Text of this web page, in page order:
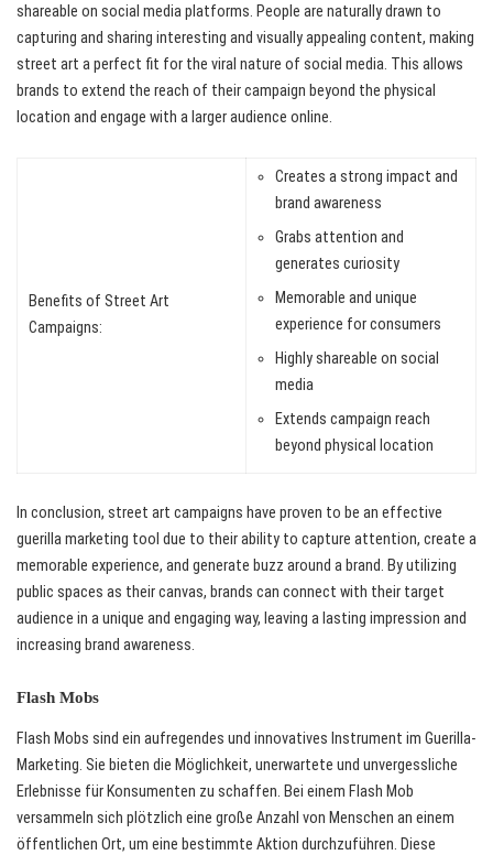
shareable on social media platforms. People are naturally drawn to
capturing and sharing interesting and visually appealing content, making
street art a perfect fit for the viral nature of social media. This allows
brands to extend the reach of their campaign beyond the physical
location and engage with a larger audience online.
Benefits of Street Art
Campaigns:
Creates a strong impact and
brand awareness
Grabs attention and
generates curiosity
Memorable and unique
experience for consumers
Highly shareable on social
media
Extends campaign reach
beyond physical location
In conclusion, street art campaigns have proven to be an effective
guerilla marketing tool due to their ability to capture attention, create a
memorable experience, and generate buzz around a brand. By utilizing
public spaces as their canvas, brands can connect with their target
audience in a unique and engaging way, leaving a lasting impression and
increasing brand awareness.
Flash Mobs
Flash Mobs sind ein aufregendes und innovatives Instrument im Guerilla-
Marketing. Sie bieten die Möglichkeit, unerwartete und unvergessliche
Erlebnisse für Konsumenten zu schaffen. Bei einem Flash Mob
versammeln sich plötzlich eine große Anzahl von Menschen an einem
öffentlichen Ort, um eine bestimmte Aktion durchzuführen. Diese